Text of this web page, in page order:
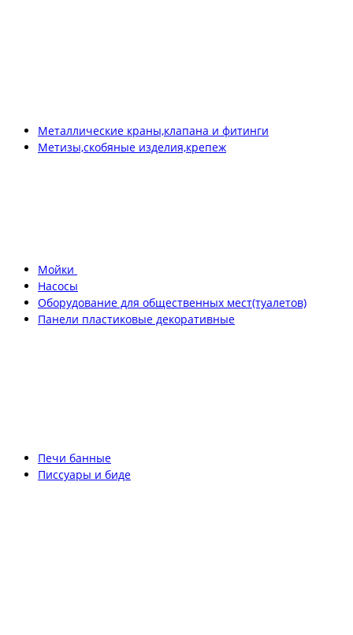
Металлические краны,клапана и фитинги
Метизы,скобяные изделия,крепеж
Мойки
Насосы
Оборудование для общественных мест(туалетов)
Панели пластиковые декоративные
Печи банные
Писсуары и биде